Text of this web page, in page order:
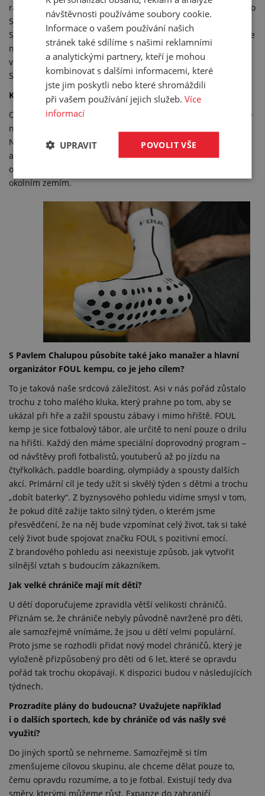
rádi, že se mezi nimi najdou i opravdu zvučná jména – Bukayo
Saka, Granit Xhaka, Victor Boniface a spousta dalších.
Samozřejmě největší základnu máme pořád v Česku. Určitě se
nebojím říci, že v rámci reprezentace, ale i 1. fotbalové ligy
většina hráčů naše chrániče používá. Takže hráči jako Hložek,
Schick, Coufal, Provod naše chrániče jistě používají.
Kam chrániče nejčastěji dodáváte?
Obecně cílíme na jednotlivce. To znamená, že se zaměřujeme
na produkty, které hráč nedostane od klubu (dres, oblečení).
Největší podíl na našem odbytu má pořád Česká republika,
ale pomalu ji dotahuje Německo s Rakouskem. Dokážeme
odeslat chrániče do celého světa, ale pozornost věnujeme
okolním zemím.
S Pavlem Chalupou působíte také jako manažer a hlavní
organizátor FOUL kempu, co je jeho cílem?
To je taková naše srdcová záležitost. Asi v nás pořád zůstalo
trochu z toho malého kluka, který prahne po tom, aby se
ukázal při hře a zažil spoustu zábavy i mimo hřiště. FOUL
kemp je sice fotbalový tábor, ale určitě to není pouze o drilu
na hřišti. Každý den máme speciální doprovodný program –
od návštěvy profi fotbalistů, youtuberů až po jízdu na
čtyřkolkách, paddle boarding, olympiády a spousty dalších
akcí. Primární cíl je tedy užít si skvělý týden s dětmi a trochu
„dobít baterky“. Z byznysového pohledu vidíme smysl v tom,
že pokud dítě zažije takto silný týden, o kterém jsme
přesvědčení, že na něj bude vzpomínat celý život, tak si také
celý život bude spojovat značku FOUL s pozitivní emocí.
Z brandového pohledu asi neexistuje způsob, jak vytvořit
silnější vztah s budoucím zákazníkem.
Jak velké chrániče mají mít děti?
U dětí doporučujeme zpravidla větší velikosti chráničů.
Přiznám se, že chrániče nebyly původně navržené pro děti,
ale samozřejmě vnímáme, že jsou u dětí velmi populární.
Proto jsme se rozhodli přidat nový model chráničů, který je
vyloženě přizpůsobený pro děti od 6 let, které se opravdu
pořád tak trochu okopávají. K dispozici budou v následujících
týdnech.
Prozradíte plány do budoucna? Uvažujete například
i o dalších sportech, kde by chrániče od vás našly své
využití?
Do jiných sportů se nehrneme. Samozřejmě si tím
zmenšujeme cílovou skupinu, ale chceme dělat pouze to,
čemu opravdu rozumíme, a to je fotbal. Existují tedy dva
směry, kterými můžeme růst. Expanze do zahraničí
návštěvnosti používáme soubory cookie.
Informace o vašem používání našich
stránek také sdílíme s našimi reklamními
a analytickými partnery, kteří je mohou
kombinovat s dalšími informacemi, které
jste jim poskytli nebo které shromáždili
při vašem používání jejich služeb.Více
informací
POVOLIT VŠE
UPRAVIT